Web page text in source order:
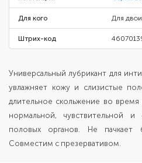
Для кого Для
Штрих-код
Универсальный лубрикант для
увлажняет кожу и слизистые
длительное скольжение во время
нормальной, чувствительной
половых органов. Не пачкает
Совместим с презервативом.